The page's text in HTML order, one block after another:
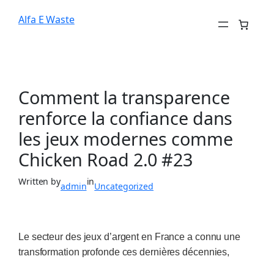
Alfa E Waste
Comment la transparence
renforce la confiance dans
les jeux modernes comme
Chicken Road 2.0 #23
Written byadmininUncategorized
Le secteur des jeux d’argent en France a connu une
transformation profonde ces dernières décennies,